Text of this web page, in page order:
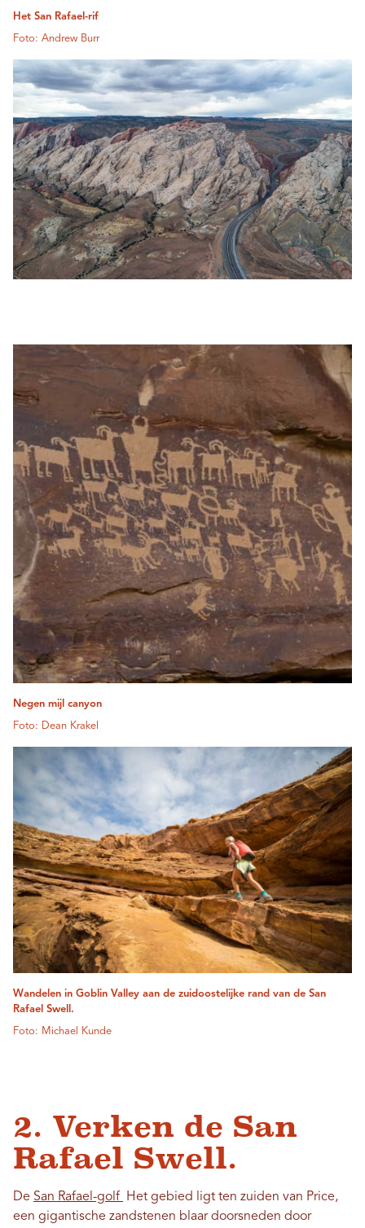
Het San Rafael-rif
Foto: Andrew Burr
Negen mijl canyon
Foto: Dean Krakel
Wandelen in Goblin Valley aan de zuidoostelijke rand van de San
Rafael Swell.
Foto: Michael Kunde
2. Verken de San
Rafael Swell.
De San Rafael-golf
Het gebied ligt ten zuiden van Price,
een gigantische zandstenen blaar doorsneden door